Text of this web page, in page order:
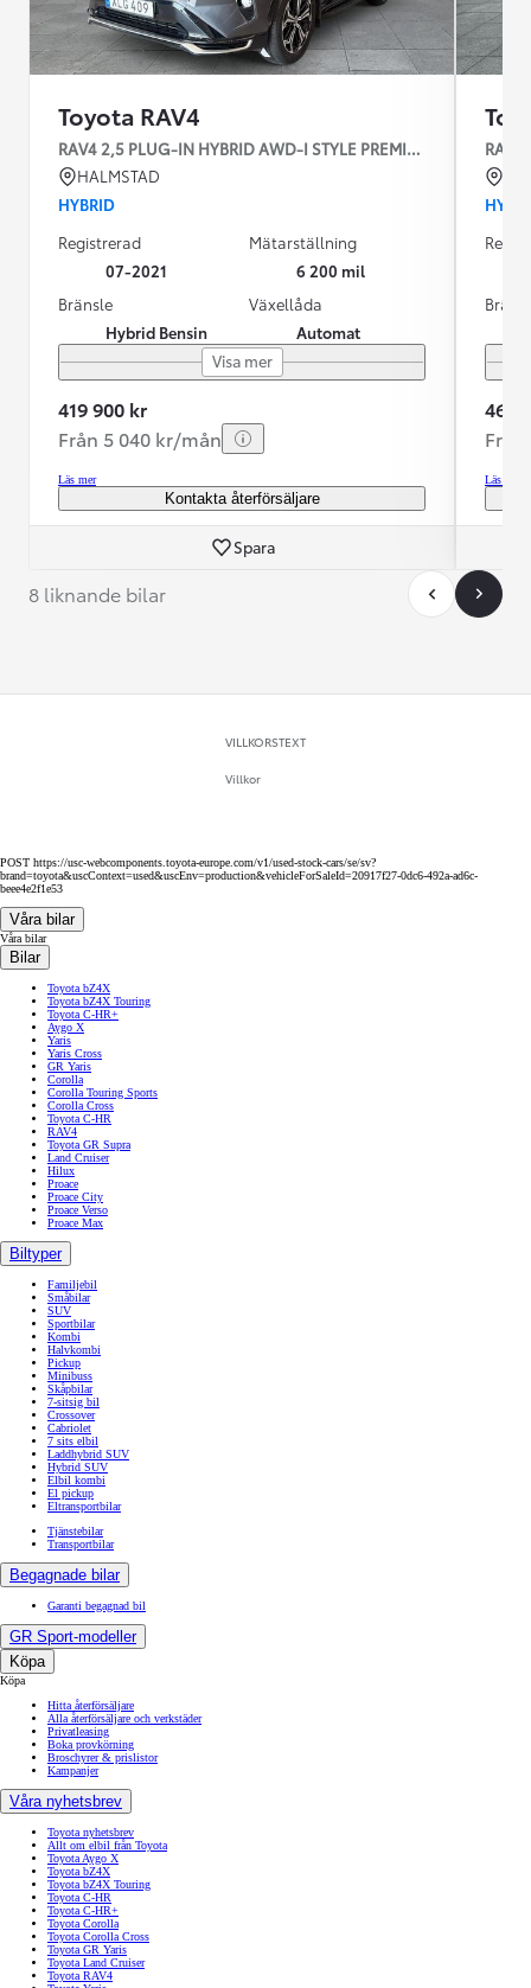
Toyota RAV4
RAV4 2,5 PLUG-IN HYBRID AWD-I STYLE PREMIUM- INFOT
HALMSTAD
HYBRID
Registrerad
07-2021
Mätarställning
6 200 mil
Bränsle
Hybrid Bensin
Växellåda
Automat
Visa mer
419 900 kr
Från 5 040 kr/mån
Läs mer
Kontakta återförsäljare
Spara
RAV4
469
Läs mer
8 liknande bilar
VILLKORSTEXT
Villkor
POST https://usc-webcomponents.toyota-europe.com/v1/used-stock-cars/se/sv?
brand=toyota&uscContext=used&uscEnv=production&vehicleForSaleId=20917f27-0dc6-492a-ad6c-
beee4e2f1e53
Våra bilar
Våra bilar
Bilar
Toyota bZ4X
Toyota bZ4X Touring
Toyota C-HR+
Aygo X
Yaris
Yaris Cross
GR Yaris
Corolla
Corolla Touring Sports
Corolla Cross
Toyota C-HR
RAV4
Toyota GR Supra
Land Cruiser
Hilux
Proace
Proace City
Proace Verso
Proace Max
Biltyper
Familjebil
Småbilar
SUV
Sportbilar
Kombi
Halvkombi
Pickup
Minibuss
Skåpbilar
7-sitsig bil
Crossover
Cabriolet
7 sits elbil
Laddhybrid SUV
Hybrid SUV
Elbil kombi
El pickup
Eltransportbilar
Tjänstebilar
Transportbilar
Begagnade bilar
Garanti begagnad bil
GR Sport-modeller
Köpa
Köpa
Hitta återförsäljare
Alla återförsäljare och verkstäder
Privatleasing
Boka provkörning
Broschyrer & prislistor
Kampanjer
Våra nyhetsbrev
Toyota nyhetsbrev
Allt om elbil från Toyota
Toyota Aygo X
Toyota bZ4X
Toyota bZ4X Touring
Toyota C-HR
Toyota C-HR+
Toyota Corolla
Toyota Corolla Cross
Toyota GR Yaris
Toyota Land Cruiser
Toyota RAV4